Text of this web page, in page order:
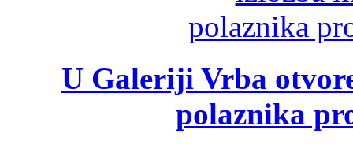
U Galeriji Vrba
polaznika